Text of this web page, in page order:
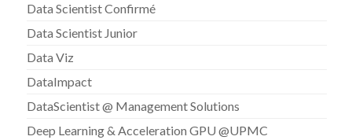
Data Scientist Confirmé
Data Scientist Junior
Data Viz
DataImpact
DataScientist @ Management Solutions
Deep Learning & Acceleration GPU @UPMC